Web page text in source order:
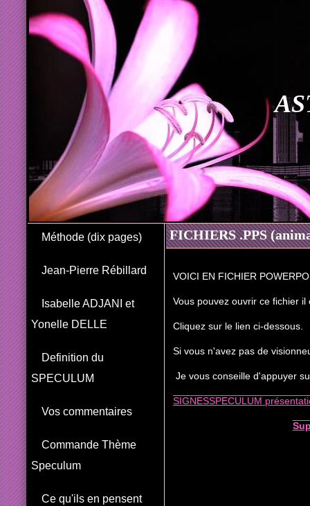
Méthode (dix pages)
Jean-Pierre Rébillard
Isabelle ADJANI et
Yonelle DELLE
Definition du
SPECULUM
Vos commentaires
Commande Thème
Speculum
Ce qu'ils en pensent
FICHIERS .PPS
VOICI EN FICHIER
Vous pouvez ouvrir ce fichier il
Cliquez sur le lien ci-dessous.
Si vous n'avez pas de
Je vous conseille d'appuyer
SIGNESSPECULUM